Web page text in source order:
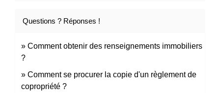
Questions ? Réponses !
Comment obtenir des renseignements immobiliers
?
Comment se procurer la copie d'un règlement de
copropriété ?